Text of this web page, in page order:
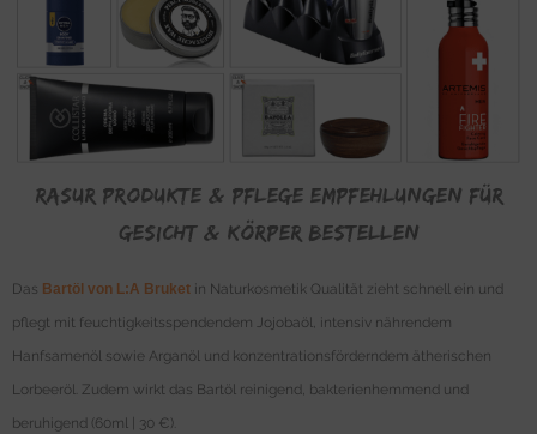
Rasur Produkte & Pflege Empfehlungen für
Gesicht & Körper bestellen
Das Bartöl von L:A Bruket in Naturkosmetik Qualität zieht schnell ein und
pflegt mit feuchtigkeitsspendendem Jojobaöl, intensiv nährendem
Hanfsamenöl sowie Arganöl und konzentrationsförderndem ätherischen
Lorbeeröl. Zudem wirkt das Bartöl reinigend, bakterienhemmend und
beruhigend (60ml | 30 €).